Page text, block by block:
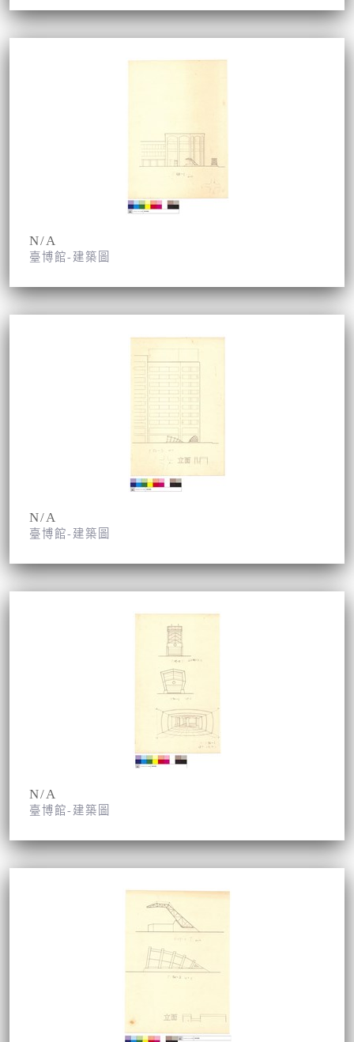
N/A
臺博館-建築圖
N/A
臺博館-建築圖
N/A
臺博館-建築圖